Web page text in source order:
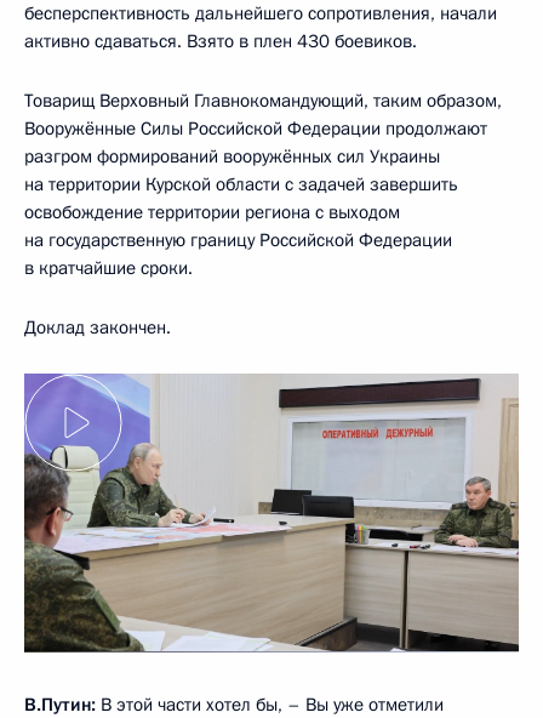
бесперспективность дальнейшего сопротивления, начали
активно сдаваться. Взято в плен 430 боевиков.
Товарищ Верховный Главнокомандующий, таким образом,
Вооружённые Силы Российской Федерации продолжают
разгром формирований вооружённых сил Украины
на территории Курской области с задачей завершить
освобождение территории региона с выходом
на государственную границу Российской Федерации
в кратчайшие сроки.
Доклад закончен.
В.Путин: В этой части хотел бы, – Вы уже отметили